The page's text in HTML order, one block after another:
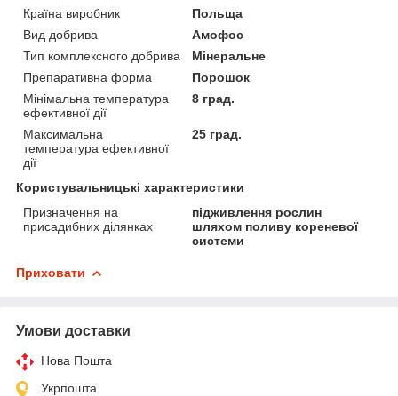
Країна виробник
Польща
Вид добрива
Амофос
Тип комплексного добрива
Мінеральне
Препаративна форма
Порошок
Мінімальна температура
ефективної дії
8 град.
Максимальна
температура ефективної
дії
25 град.
Користувальницькі характеристики
Призначення на
присадибних ділянках
підживлення рослин
шляхом поливу кореневої
системи
Приховати
Умови доставки
Нова Пошта
Укрпошта